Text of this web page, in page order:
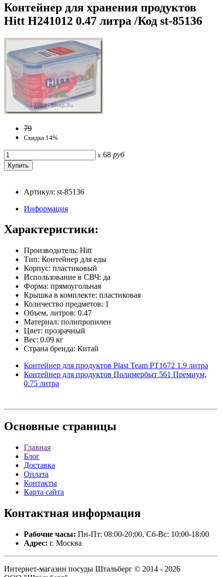
Контейнер для хранения продуктов
Hitt H241012 0.47 литра /Код st-85136
79
Скидка 14%
x 68 руб
Артикул: st-85136
Информация
Характеристики:
Производитель: Hitt
Тип: Контейнер для еды
Корпус: пластиковый
Использование в СВЧ: да
Форма: прямоугольная
Крышка в комплекте: пластиковая
Количество предметов: 1
Объем, литров: 0.47
Материал: полипропилен
Цвет: прозрачный
Вес: 0.09 кг
Страна бренда: Китай
Контейнер для продуктов Plast Team PT1672 1.9 литра
Контейнер для продуктов Полимербыт 561 Премиум,
0.75 литра
Основные страницы
Главная
Блог
Доставка
Оплата
Контакты
Карта сайта
Контактная информация
Рабочие часы: Пн-Пт: 08:00-20:00, Сб-Вс: 10:00-18:00
Адрес: г. Москва
Интернет-магазин посуды Штальберг © 2014 - 2026